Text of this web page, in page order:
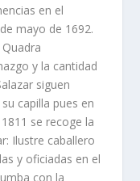
en el
mayo de 1692.
y la cantidad
siguen
capilla pues en
se recoge la
Ilustre caballero
y oficiadas en el
con la